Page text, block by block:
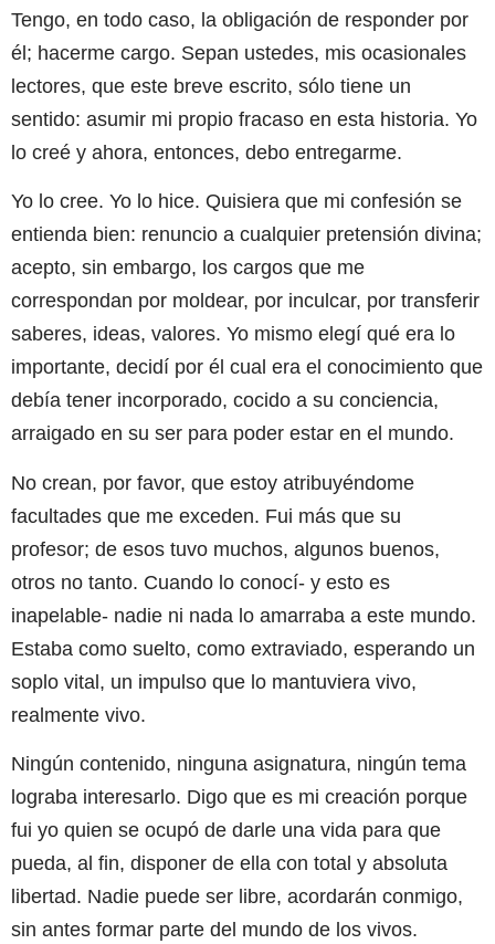
Tengo, en todo caso, la obligación de responder por
él; hacerme cargo. Sepan ustedes, mis ocasionales
lectores, que este breve escrito, sólo tiene un
sentido: asumir mi propio fracaso en esta historia. Yo
lo creé y ahora, entonces, debo entregarme.
Yo lo cree. Yo lo hice. Quisiera que mi confesión se
entienda bien: renuncio a cualquier pretensión divina;
acepto, sin embargo, los cargos que me
correspondan por moldear, por inculcar, por transferir
saberes, ideas, valores. Yo mismo elegí qué era lo
importante, decidí por él cual era el conocimiento que
debía tener incorporado, cocido a su conciencia,
arraigado en su ser para poder estar en el mundo.
No crean, por favor, que estoy atribuyéndome
facultades que me exceden. Fui más que su
profesor; de esos tuvo muchos, algunos buenos,
otros no tanto. Cuando lo conocí- y esto es
inapelable- nadie ni nada lo amarraba a este mundo.
Estaba como suelto, como extraviado, esperando un
soplo vital, un impulso que lo mantuviera vivo,
realmente vivo.
Ningún contenido, ninguna asignatura, ningún tema
lograba interesarlo. Digo que es mi creación porque
fui yo quien se ocupó de darle una vida para que
pueda, al fin, disponer de ella con total y absoluta
libertad. Nadie puede ser libre, acordarán conmigo,
sin antes formar parte del mundo de los vivos.